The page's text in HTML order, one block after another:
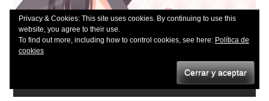
Loli Vault
es una boveda o un baúl ?
Privacy & Cookies: This site uses cookies. By continuing to use this
website, you agree to their use.
To find out more, including how to control cookies, see here: Política de
cookies